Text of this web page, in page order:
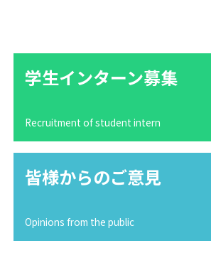
学生インターン募集
Recruitment of student intern
皆様からのご意見
Opinions from the public